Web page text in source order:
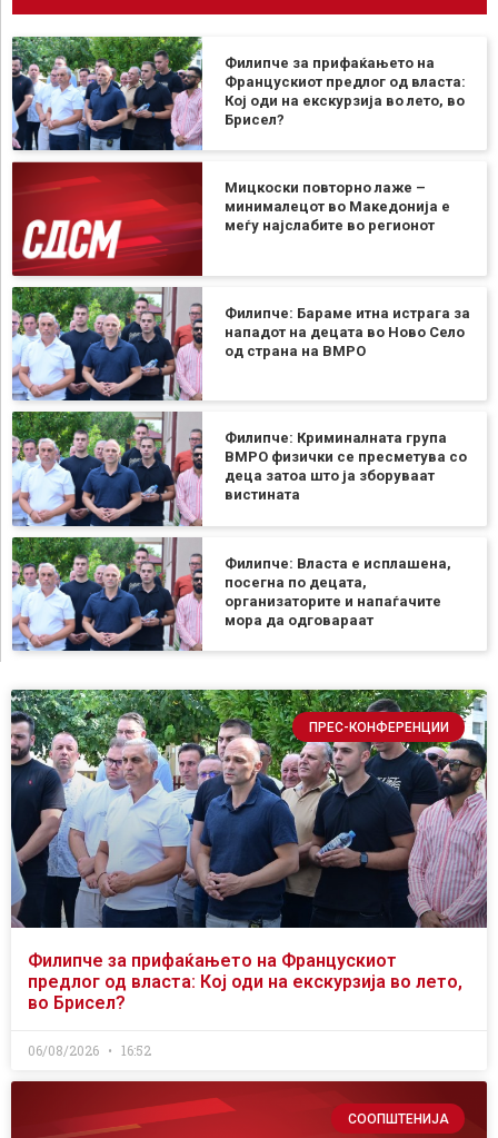
Филипче за прифаќањето на
Францускиот предлог од власта:
Кој оди на екскурзија во лето, во
Брисел?
Мицкоски повторно лаже –
минималецот во Македонија е
меѓу најслабите во регионот
Филипче: Бараме итна истрага за
нападот на децата во Ново Село
од страна на ВМРО
Филипче: Криминалната група
ВМРО физички се пресметува со
деца затоа што ја зборуваат
вистината
Филипче: Власта е исплашена,
посегна по децата,
организаторите и напаѓачите
мора да одговараат
ПРЕС-КОНФЕРЕНЦИИ
Филипче за прифаќањето на Францускиот
предлог од власта: Кој оди на екскурзија во лето,
во Брисел?
06/08/2026 16:52
СООПШТЕНИЈА